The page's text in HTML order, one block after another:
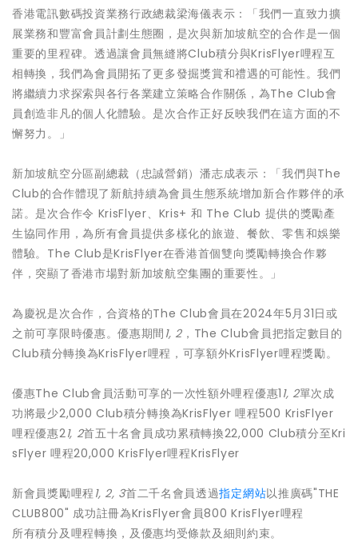
香港電訊數碼投資業務行政總裁梁海儀表示：「我們一直致力擴
展業務和豐富會員計劃生態圈，是次與新加坡航空的合作是一個
重要的里程碑。透過讓會員無縫將Club積分與KrisFlyer哩程互
相轉換，我們為會員開拓了更多發掘獎賞和禮遇的可能性。我們
將繼續力求探索與各行各業建立策略合作關係，為The Club會
員創造非凡的個人化體驗。是次合作正好反映我們在這方面的不
懈努力。」
新加坡航空分區副總裁（忠誠營銷）潘志成表示：「我們與The
Club的合作體現了新航持續為會員生態系統增加新合作夥伴的承
諾。是次合作令 KrisFlyer、Kris+ 和 The Club 提供的獎勵產
生協同作用，為所有會員提供多樣化的旅遊、餐飲、零售和娛樂
體驗。The Club是KrisFlyer在香港首個雙向獎勵轉換合作夥
伴，突顯了香港市場對新加坡航空集團的重要性。」
為慶祝是次合作，合資格的The Club會員在2024年5月31日或
之前可享限時優惠。優惠期間 1, 2，The Club會員把指定數目的
Club積分轉換為KrisFlyer哩程，可享額外KrisFlyer哩程獎勵。
優惠The Club會員活動可享的一次性額外哩程優惠1 1, 2單次成
功將最少2,000 Club積分轉換為KrisFlyer 哩程500 KrisFlyer
哩程優惠21, 2首五十名會員成功累積轉換22,000 Club積分至Kri
sFlyer 哩程20,000 KrisFlyer哩程KrisFlyer
新會員獎勵哩程1, 2, 3首二千名會員透過指定網站以推廣碼"THE
CLUB800" 成功註冊為KrisFlyer會員800 KrisFlyer哩程
所有積分及哩程轉換，及優惠均受條款及細則約束。